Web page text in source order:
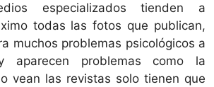
especializados tienden a
todas las fotos que publican,
muchos problemas psicológicos a
aparecen problemas como la
vean las revistas solo tienen que